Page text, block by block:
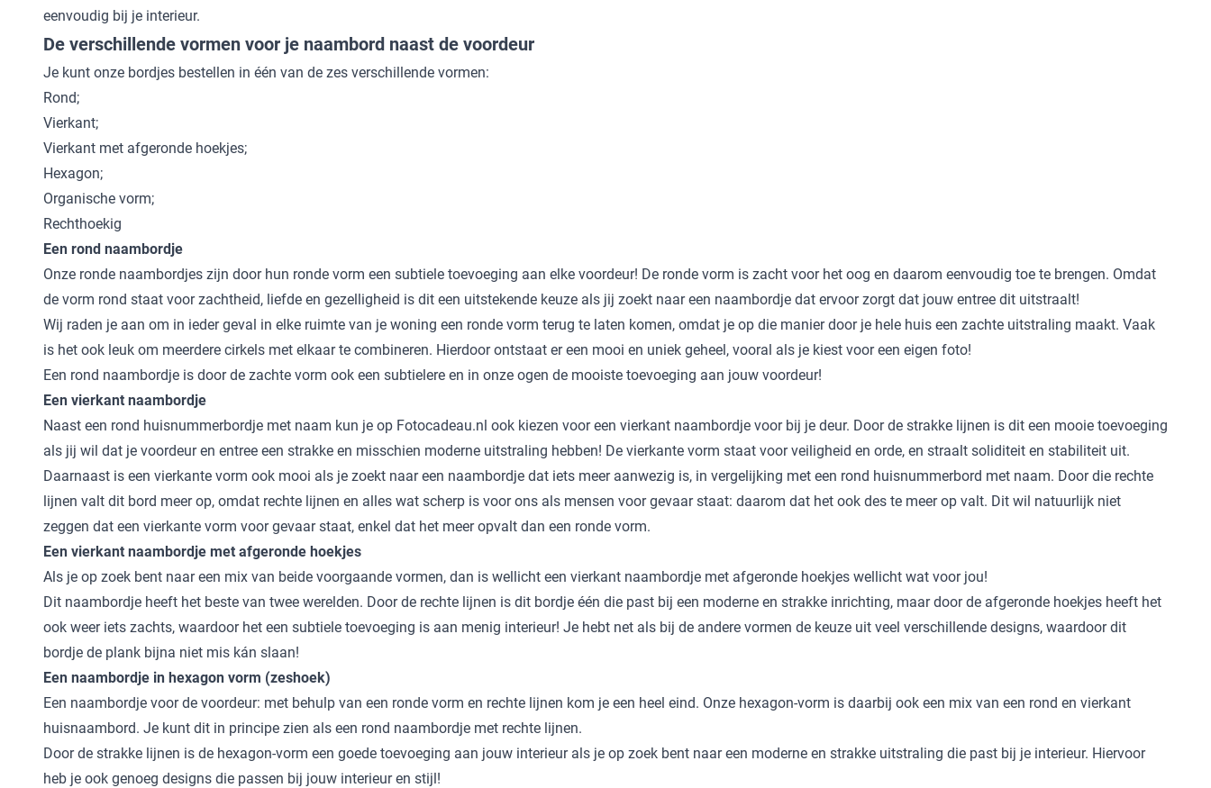
eenvoudig bij je interieur.
De verschillende vormen voor je naambord naast de voordeur
Je kunt onze bordjes bestellen in één van de zes verschillende vormen:
Rond;
Vierkant;
Vierkant met afgeronde hoekjes;
Hexagon;
Organische vorm;
Rechthoekig
Een rond naambordje
Onze ronde naambordjes zijn door hun ronde vorm een subtiele toevoeging aan elke voordeur! De ronde vorm is zacht voor het oog en daarom eenvoudig toe te brengen. Omdat
de vorm rond staat voor zachtheid, liefde en gezelligheid is dit een uitstekende keuze als jij zoekt naar een naambordje dat ervoor zorgt dat jouw entree dit uitstraalt!
Wij raden je aan om in ieder geval in elke ruimte van je woning een ronde vorm terug te laten komen, omdat je op die manier door je hele huis een zachte uitstraling maakt. Vaak
is het ook leuk om meerdere cirkels met elkaar te combineren. Hierdoor ontstaat er een mooi en uniek geheel, vooral als je kiest voor een eigen foto!
Een rond naambordje is door de zachte vorm ook een subtielere en in onze ogen de mooiste toevoeging aan jouw voordeur!
Een vierkant naambordje
Naast een rond huisnummerbordje met naam kun je op Fotocadeau.nl ook kiezen voor een vierkant naambordje voor bij je deur. Door de strakke lijnen is dit een mooie toevoeging
als jij wil dat je voordeur en entree een strakke en misschien moderne uitstraling hebben! De vierkante vorm staat voor veiligheid en orde, en straalt soliditeit en stabiliteit uit.
Daarnaast is een vierkante vorm ook mooi als je zoekt naar een naambordje dat iets meer aanwezig is, in vergelijking met een rond huisnummerbord met naam. Door die rechte
lijnen valt dit bord meer op, omdat rechte lijnen en alles wat scherp is voor ons als mensen voor gevaar staat: daarom dat het ook des te meer op valt. Dit wil natuurlijk niet
zeggen dat een vierkante vorm voor gevaar staat, enkel dat het meer opvalt dan een ronde vorm.
Een vierkant naambordje met afgeronde hoekjes
Als je op zoek bent naar een mix van beide voorgaande vormen, dan is wellicht een vierkant naambordje met afgeronde hoekjes wellicht wat voor jou!
Dit naambordje heeft het beste van twee werelden. Door de rechte lijnen is dit bordje één die past bij een moderne en strakke inrichting, maar door de afgeronde hoekjes heeft het
ook weer iets zachts, waardoor het een subtiele toevoeging is aan menig interieur! Je hebt net als bij de andere vormen de keuze uit veel verschillende designs, waardoor dit
bordje de plank bijna niet mis kán slaan!
Een naambordje in hexagon vorm (zeshoek)
Een naambordje voor de voordeur: met behulp van een ronde vorm en rechte lijnen kom je een heel eind. Onze hexagon-vorm is daarbij ook een mix van een rond en vierkant
huisnaambord. Je kunt dit in principe zien als een rond naambordje met rechte lijnen.
Door de strakke lijnen is de hexagon-vorm een goede toevoeging aan jouw interieur als je op zoek bent naar een moderne en strakke uitstraling die past bij je interieur. Hiervoor
heb je ook genoeg designs die passen bij jouw interieur en stijl!